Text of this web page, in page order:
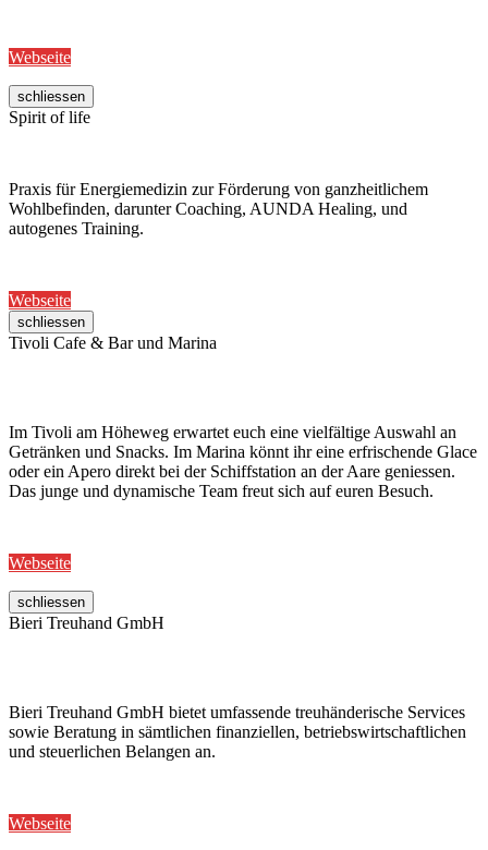
Webseite
schliessen
Spirit of life
Praxis für Energiemedizin zur Förderung von ganzheitlichem
Wohlbefinden, darunter Coaching, AUNDA Healing, und
autogenes Training.
Webseite
schliessen
Tivoli Cafe & Bar und Marina
Im Tivoli am Höheweg erwartet euch eine vielfältige Auswahl an
Getränken und Snacks. Im Marina könnt ihr eine erfrischende Glace
oder ein Apero direkt bei der Schiffstation an der Aare geniessen.
Das junge und dynamische Team freut sich auf euren Besuch.
Webseite
schliessen
Bieri Treuhand GmbH
Bieri Treuhand GmbH bietet umfassende treuhänderische Services
sowie Beratung in sämtlichen finanziellen, betriebswirtschaftlichen
und steuerlichen Belangen an.
Webseite